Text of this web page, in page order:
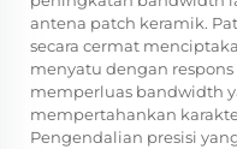
antena patch keramik.
secara cermat
menyatu dengan
memperluas bandwidth
mempertahankan
Pengendalian presisi